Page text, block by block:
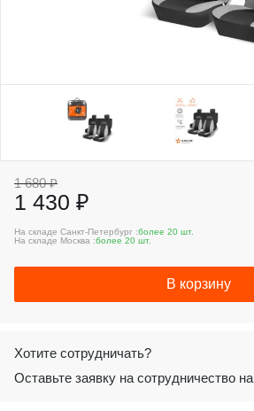
1 680 ₽
1 430 ₽
На складе Санкт-Петербург :более 20 шт.
На складе Москва :более 20 шт.
В корзину
Хотите сотрудничать?
Оставьте заявку на сотрудничество на